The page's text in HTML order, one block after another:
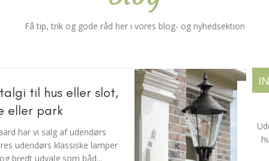
Få tip, trik og gode råd her i vores blog- og nyhedsektion
til hus eller slot,
eller park
har vi salg af udendørs
udendørs klassiske lamper
bredt udvalg som båd...